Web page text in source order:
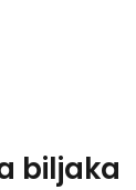
biljaka